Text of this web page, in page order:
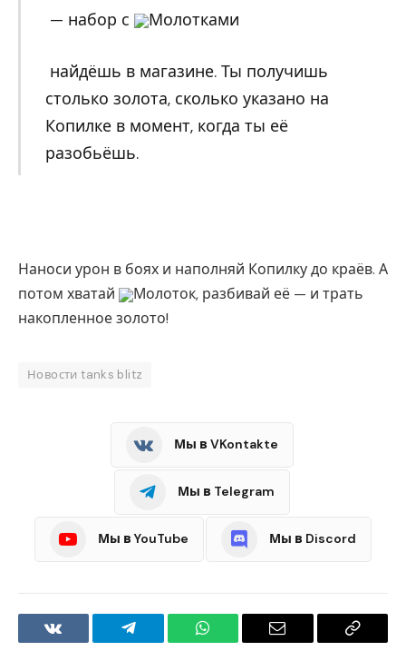
— набор с Молотками
найдёшь в магазине. Ты получишь
столько золота, сколько указано на
Копилке в момент, когда ты её
разобьёшь.
Наноси урон в боях и наполняй Копилку до краёв. А
потом хватай
Молоток, разбивай её — и трать
накопленное золото!
Новости tanks blitz
Мы в VKontakte
Мы в Telegram
Мы в YouTube Мы в Discord
VKontakteTelegram WhatsApp Email
Copy